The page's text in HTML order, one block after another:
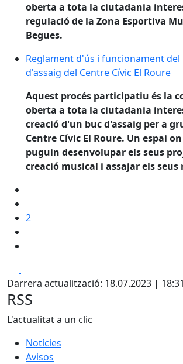
oberta a tota la ciutadania
regulació de la Zona Esportiva
Begues.
Reglament d'ús i funcionament del
Reglament d'ús i funcionament
d'assaig del Centre Cívic El Roure
Aquest procés participatiu és la
oberta a tota la ciutadania
creació d'un buc d'assaig per a
Centre Cívic El Roure. Un espai
puguin desenvolupar els seus
creació musical i assajar els seus
2
Darrera actualització: 18.07.2023 | 18:31
RSS
L'actualitat a un clic
Notícies
Avisos